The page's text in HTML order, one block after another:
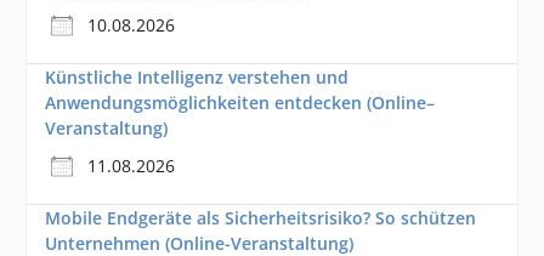
10.08.2026
Künstliche Intelligenz verstehen und
Anwendungsmöglichkeiten entdecken (Online–
Veranstaltung)
11.08.2026
Mobile Endgeräte als Sicherheitsrisiko? So schützen
Unternehmen (Online-Veranstaltung)